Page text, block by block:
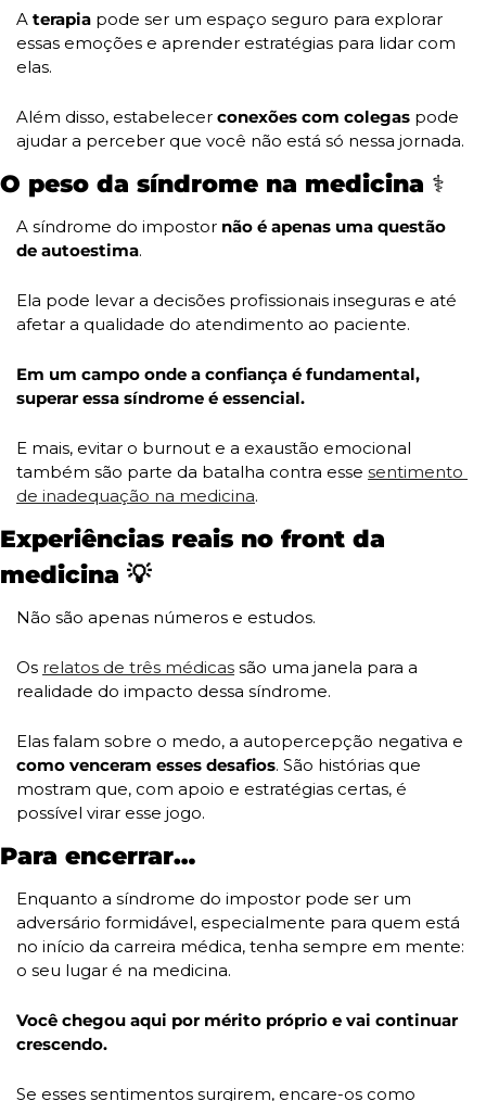
A terapia pode ser um espaço seguro para explorar
essas emoções e aprender estratégias para lidar com
elas.
Além disso, estabelecer conexões com colegas pode
ajudar a perceber que você não está só nessa jornada.
O peso da síndrome na medicina ⚕️
A síndrome do impostor não é apenas uma questão
de autoestima.
Ela pode levar a decisões profissionais inseguras e até
afetar a qualidade do atendimento ao paciente.
Em um campo onde a confiança é fundamental,
superar essa síndrome é essencial.
E mais, evitar o burnout e a exaustão emocional
também são parte da batalha contra esse sentimento
de inadequação na medicina.
Experiências reais no front da
medicina 💡
Não são apenas números e estudos.
Os relatos de três médicas são uma janela para a
realidade do impacto dessa síndrome.
como venceram esses desafios. São histórias que
mostram que, com apoio e estratégias certas, é
possível virar esse jogo.
Para encerrar…
Enquanto a síndrome do impostor pode ser um
adversário formidável, especialmente para quem está
no início da carreira médica, tenha sempre em mente:
o seu lugar é na medicina.
Você chegou aqui por mérito próprio e vai continuar
crescendo.
Se esses sentimentos surgirem, encare-os como